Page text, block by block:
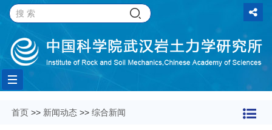
Toggle
navigation
首页 >> 新闻动态 >> 综合新闻